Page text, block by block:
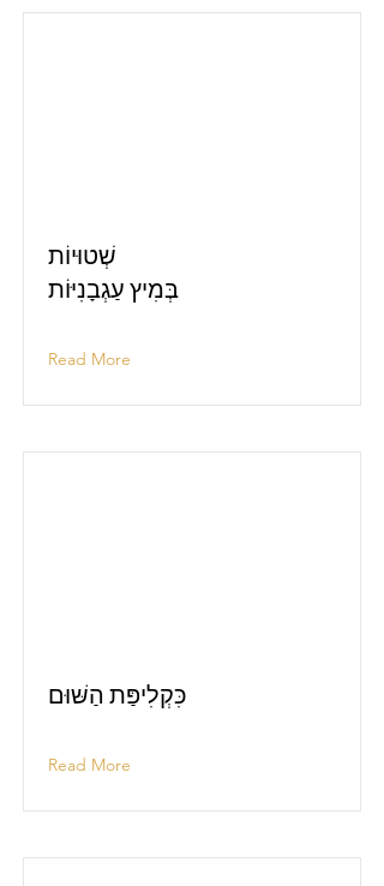
שְׁטוּיוֹת
בְּמִיץ עַגְבָנִיּוֹת
Read More
כִּקְלִיפַּת הַשּׁוּם
Read More